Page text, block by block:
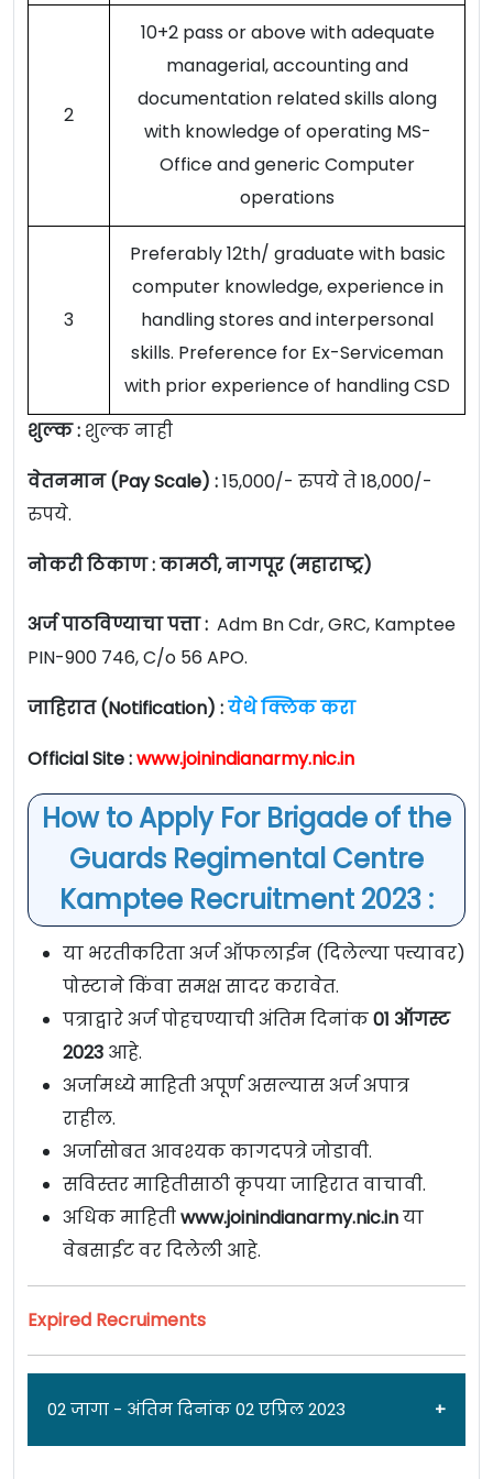
2
10+2 pass or above with adequate
managerial, accounting and
documentation related skills along
with knowledge of operating MS-
Office and generic Computer
operations
3
Preferably 12th/ graduate with basic
computer knowledge, experience in
handling stores and interpersonal
skills. Preference for Ex-Serviceman
with prior experience of handling CSD
शुल्क : शुल्क नाही
वेतनमान (Pay Scale) :15,000/- रुपये ते 18,000/-
रुपये.
नोकरी ठिकाण : कामठी, नागपूर (महाराष्ट्र)
अर्ज पाठविण्याचा पत्ता : Adm Bn Cdr, GRC, Kamptee
PIN-900 746, C/o 56 APO.
जाहिरात (Notification) :येथे क्लिक करा
Official Site :www.joinindianarmy.nic.in
How to Apply For Brigade of the
Guards Regimental Centre
Kamptee Recruitment 2023 :
या भरतीकरिता अर्ज ऑफलाईन (दिलेल्या पत्त्यावर)
पोस्टाने किंवा समक्ष सादर करावेत.
पत्राद्वारे अर्ज पोहचण्याची अंतिम दिनांक01 ऑगस्ट
2023 आहे.
अर्जामध्ये माहिती अपूर्ण असल्यास अर्ज अपात्र
राहील.
अर्जासोबत आवश्यक कागदपत्रे जोडावी.
सविस्तर माहितीसाठी कृपया जाहिरात वाचावी.
अधिक माहितीwww.joinindianarmy.nic.inया
वेबसाईट वर दिलेली आहे.
Expired Recruiments
02 जागा - अंतिम दिनांक 02 एप्रिल 2023